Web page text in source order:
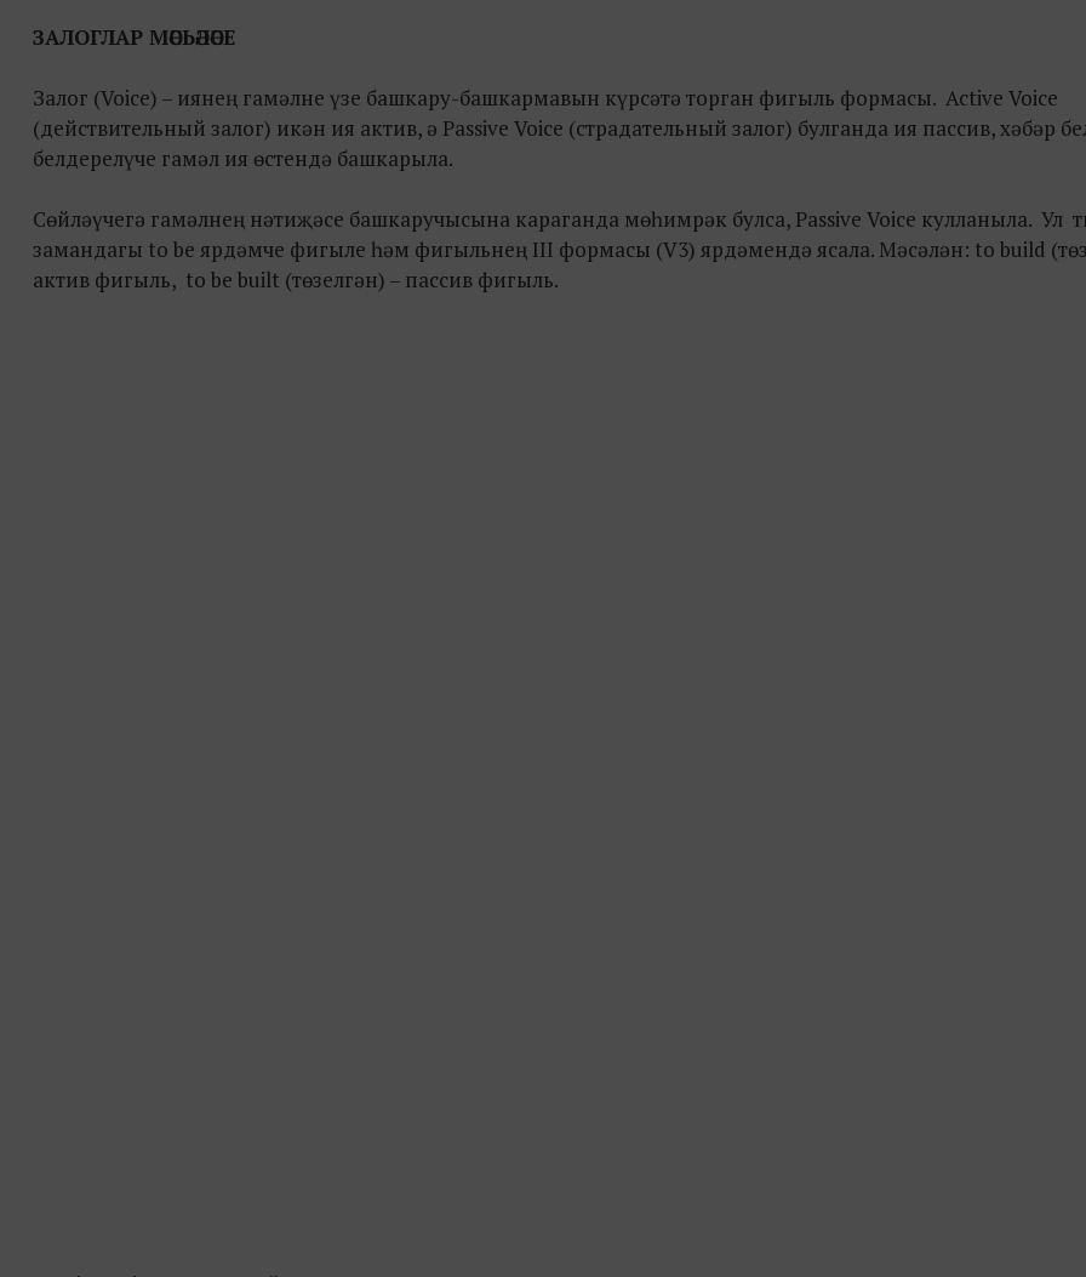
ЗАЛОГЛАР МӘСЬӘЛӘСЕ
Залог (Voice) – иянең гамәлне үзе башкару-башкармавын күрсәтә торган фигыль формасы. Active Voice
(действительный залог) икән ия актив, ә Passive Voice (страдательный залог) булганда ия пассив, хәбәр
белдерелүче гамәл ия өстендә башкарыла.
Сөйләүчегә гамәлнең нәтиҗәсе башкаручысына караганда мөһимрәк булса, Passive Voice кулланыла. Ул
замандагы to be ярдәмче фигыле һәм фигыльнең III формасы (V3) ярдәмендә ясала. Мәсәлән: to build
актив фигыль, to be built (төзелгән) – пассив фигыль.